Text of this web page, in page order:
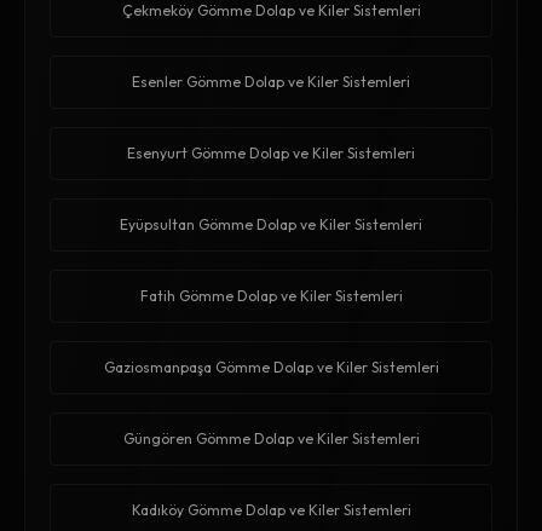
Çekmeköy Gömme Dolap ve Kiler Sistemleri
Esenler Gömme Dolap ve Kiler Sistemleri
Esenyurt Gömme Dolap ve Kiler Sistemleri
Eyüpsultan Gömme Dolap ve Kiler Sistemleri
Fatih Gömme Dolap ve Kiler Sistemleri
Gaziosmanpaşa Gömme Dolap ve Kiler Sistemleri
Güngören Gömme Dolap ve Kiler Sistemleri
Kadıköy Gömme Dolap ve Kiler Sistemleri